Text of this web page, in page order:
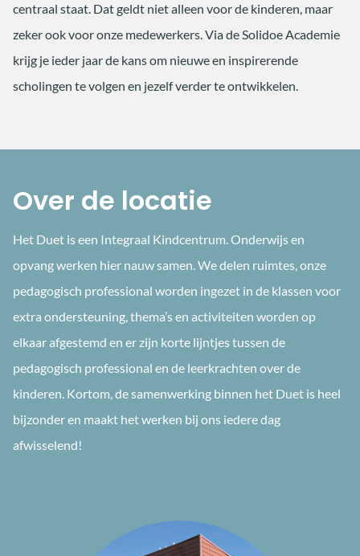
centraal staat. Dat geldt niet alleen voor de kinderen, maar
zeker ook voor onze medewerkers. Via de Solidoe Academie
krijg je ieder jaar de kans om nieuwe en inspirerende
scholingen te volgen en jezelf verder te ontwikkelen.
Over de locatie
Het Duet is een Integraal Kindcentrum. Onderwijs en
opvang werken hier nauw samen. We delen ruimtes, onze
pedagogisch professional worden ingezet in de klassen voor
extra ondersteuning, thema’s en activiteiten worden op
elkaar afgestemd en er zijn korte lijntjes tussen de
pedagogisch professional en de leerkrachten over de
kinderen. Kortom, de samenwerking binnen het Duet is heel
bijzonder en maakt het werken bij ons iedere dag
afwisselend!